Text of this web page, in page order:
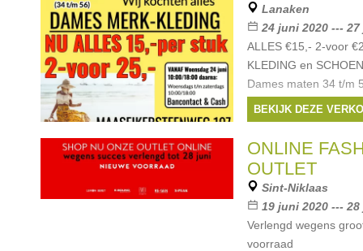
Lanaken
24 juni 2020 ---
ALLES €15,- 2-voor
KLEDING en
Dames maten 34 t/m
Woensdag 24 JUNI
Zaterdag's 10:00/18:00
Maaseikersteenweg
BEKIJK DEZE
ONLINE
OUTLET
Sint-Niklaas
19 juni 2020 ---
Verlengd wegens
voorraad